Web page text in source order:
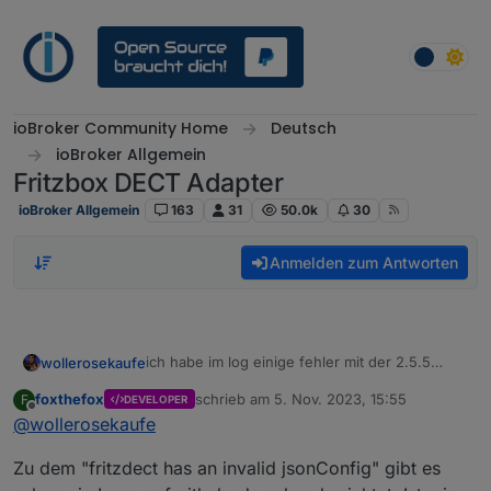
ioBroker Community Home
Deutsch
ioBroker Allgemein
Fritzbox DECT Adapter
ioBroker Allgemein 163 31 50.0k 30
Anmelden zum Antworten
wollerosekaufeich habe im log einige fehler mit der 2.5.5
an der FB hängen "nur" ein paar Comet DECT
u. Fritz 200
iobroker log
(alle 60 sek, cron)
F
Offline
foxthefox DEVELOPER schrieb am 5. Nov. 2023, 15:55
zuletzt editiert von
@wollerosekaufe
Zu dem "fritzdect has an invalid jsonConfig" gibt es